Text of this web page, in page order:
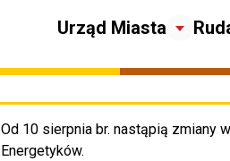
Urząd Miasta
Od 10 sierpnia br. nastąpią zmiany
Energetyków.